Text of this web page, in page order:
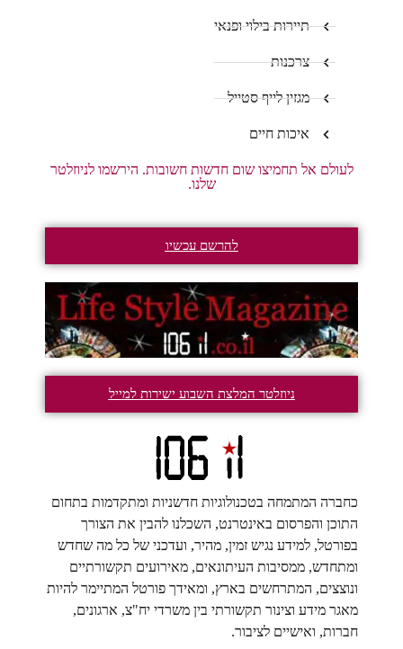
תיירות בילוי ופנאי
צרכנות
מגזין לייף סטייל
איכות חיים
לעולם אל תחמיצו שום חדשות חשובות. הירשמו לניוזלטר
שלנו.
להרשם עכשיו
ניוזלטר המלצת השבוע ישירות למייל
כחברה המתמחה בטכנולוגיות חדשניות ומתקדמות בתחום
התוכן והפרסום באינטרנט, השכלנו להבין את הצורך
בפורטל, למידע נגיש זמין, מהיר, ועדכני של כל מה שחדש
ומתחדש, ממסיבות העיתונאים, מאירועים תקשורתיים
ונוצצים, המתרחשים בארץ, ומאידך פורטל המתיימר להיות
מאגר מידע וצינור תקשורתי בין משרדי יח"צ, ארגונים,
חברות, ואישיים לציבור.